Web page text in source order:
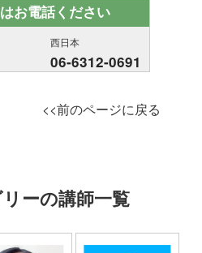
お電話ください
西日本
06-6312-0691
<<前のページに戻る
ーの講師一覧